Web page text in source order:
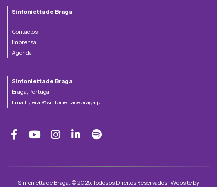
Sinfonietta de Braga
Contactos
Imprensa
Agenda
Sinfonietta de Braga
Braga, Portugal
Email: geral@sinfoniettadebraga.pt
Sinfonietta de Braga. © 2025. Todos os Direitos Reservados | Website by